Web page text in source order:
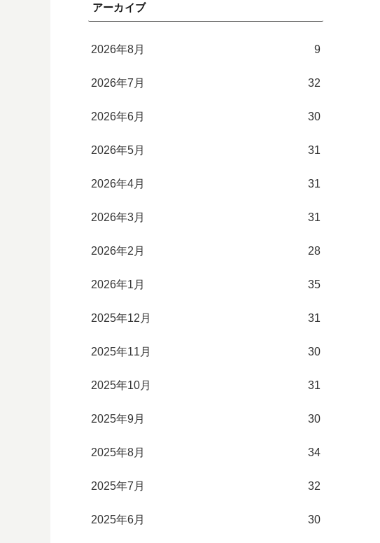
アーカイブ
2026年8月 9
2026年7月 32
2026年6月 30
2026年5月 31
2026年4月 31
2026年3月 31
2026年2月 28
2026年1月 35
2025年12月 31
2025年11月 30
2025年10月 31
2025年9月 30
2025年8月 34
2025年7月 32
2025年6月 30